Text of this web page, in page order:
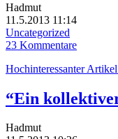
Hadmut
11.5.2013 11:14
Uncategorized
23 Kommentare
Hochinteressanter
“Ein
Hadmut